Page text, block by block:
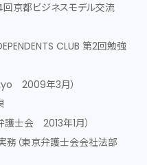
回京都ビジネスモデル交流
CLUB 第2回勉強
2009年3月）
護士会 2013年1月）
務（東京弁護士会会社法部